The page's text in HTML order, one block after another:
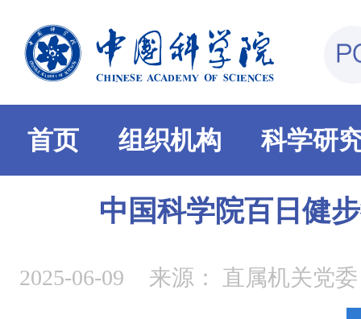
首页 组织机构 科学研
中国科学院百日健
2025-06-09 来源： 直属机关党委